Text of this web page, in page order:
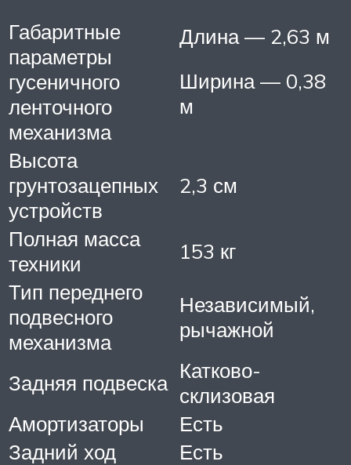
Габаритные
параметры
гусеничного
ленточного
механизма
Длина — 2,63 м
Ширина — 0,38
м
Высота
грунтозацепных
устройств
2,3 см
Полная масса
техники
153 кг
Тип переднего
подвесного
механизма
Независимый,
рычажной
Задняя подвеска Катково-
склизовая
Амортизаторы
Есть
Задний ход
Есть